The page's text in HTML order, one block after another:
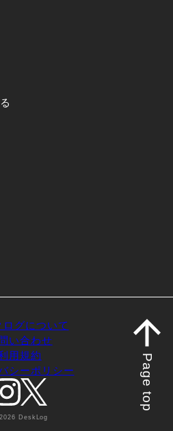
ログについて
い合わせ
用規約
シーポリシー
DeskLog
Page top